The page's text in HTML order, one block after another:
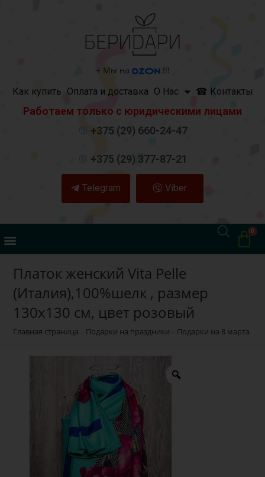
+ Мы на
!!!
Как купить Оплата и доставка О Нас ☎ Контакты
Работаем только с юридическими лицами
+375 (29) 660-24-47
+375 (29) 377-87-21
Telegram Viber
Платок женский Vita Pelle
(Италия),100%шелк , размер
130х130 см, цвет розовый
Главная страница Подарки на праздники Подарки на 8 марта